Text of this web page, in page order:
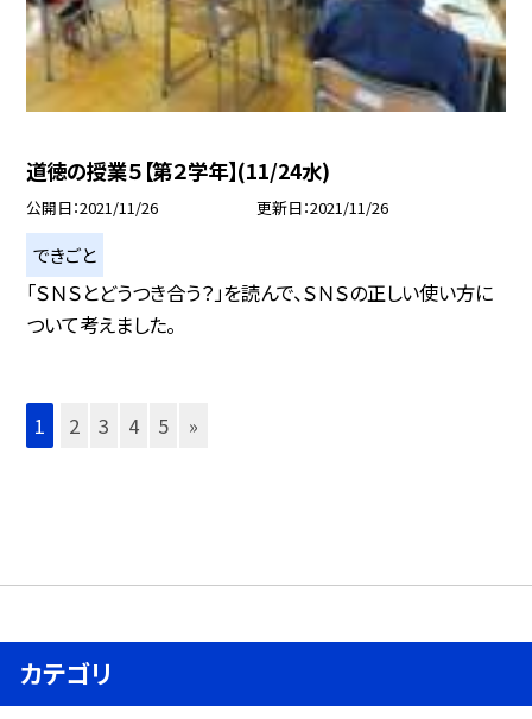
道徳の授業５【第２学年】(11/24水)
公開日 2021/11/26 更新日 2021/11/26
できごと
「ＳＮＳとどうつき合う？」を読んで、ＳＮＳの正しい使い方に
ついて考えました。
1 2 3 4 5 »
カテゴリ